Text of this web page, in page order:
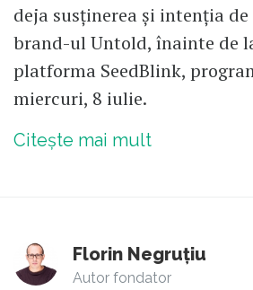
deja susținerea și intenția
brand-ul Untold, înainte de
platforma SeedBlink,
miercuri, 8 iulie.
Citește mai mult
Florin Negruțiu
Autor fondator